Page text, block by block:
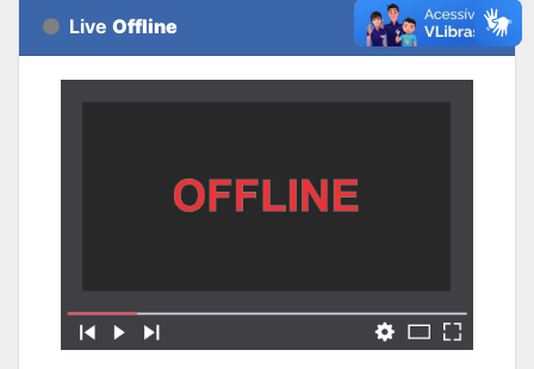
Live Offline